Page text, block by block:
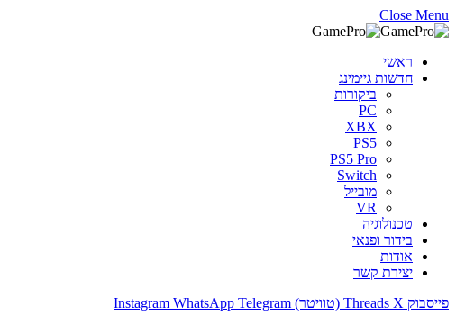
Close Menu
ראשי
חדשות גיימינג
ביקורות
PC
XBX
PS5
PS5 Pro
Switch
מובייל
VR
טכנולוגיה
בידור ופנאי
אודות
יצירת קשר
פייסבוק
Threads X (טוויטר) Instagram WhatsApp Telegram